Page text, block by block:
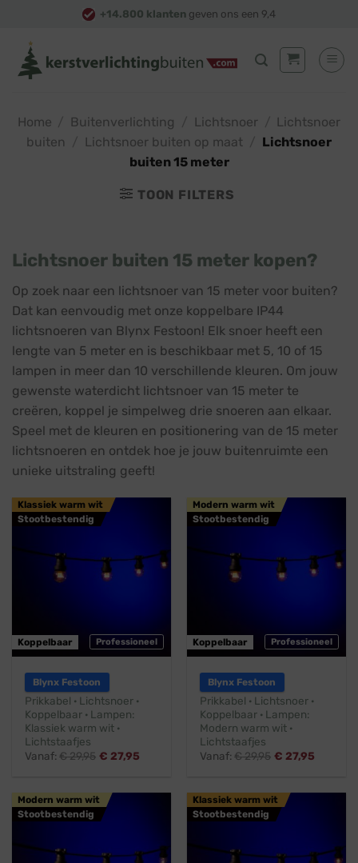
content
+14.800 klanten geven ons een 9,4
Home Buitenverlichting Lichtsnoer
Lichtsnoer
buiten
Lichtsnoer buiten op maat
Lichtsnoer
buiten 15 meter
TOON FILTERS
Lichtsnoer buiten 15 meter kopen?
Op zoek naar een lichtsnoer van 15 meter voor buiten?
Dat kan eenvoudig met onze koppelbare IP44
lichtsnoeren van Blynx Festoon! Elk snoer heeft een
lengte van 5 meter en is beschikbaar met 5, 10 of 15
lampen in meer dan 10 verschillende kleuren. Om jouw
gewenste waterdicht lichtsnoer van 15 meter te
creëren, koppel je simpelweg drie snoeren aan elkaar.
Speel met de kleuren en positionering van de 15 meter
lichtsnoeren en ontdek hoe je jouw buitenruimte een
unieke uitstraling geeft!
Professioneel
Klassiek warm wit
Stootbestendig
Koppelbaar
Blynx Festoon
Prikkabel · Lichtsnoer ·
Koppelbaar · Lampen:
Klassiek warm wit ·
Lichtstaafjes
Vanaf:€29,95 € 27,95
Professioneel
Modern warm wit
Stootbestendig
Koppelbaar
Blynx Festoon
Prikkabel · Lichtsnoer ·
Koppelbaar · Lampen:
Modern warm wit ·
Lichtstaafjes
Vanaf:€29,95 € 27,95
Modern warm wit
Stootbestendig
Klassiek warm wit
Stootbestendig